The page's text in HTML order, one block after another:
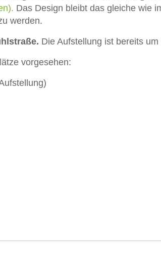
Das Design bleibt das gleiche wie
werden.
Die Aufstellung ist bereits um
vorgesehen: